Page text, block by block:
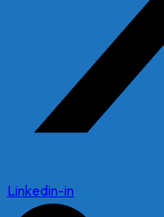
Linkedin-in